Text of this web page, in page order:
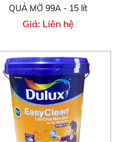
QUẢ MỜ 99A - 15 lít
Giá: Liên hệ